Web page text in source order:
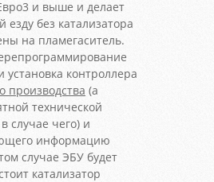
и выше и делает
езду без катализатора
на пламегаситель.
установка контроллера
производства (а
технической
случае чего) и
информацию
случае ЭБУ будет
катализатор